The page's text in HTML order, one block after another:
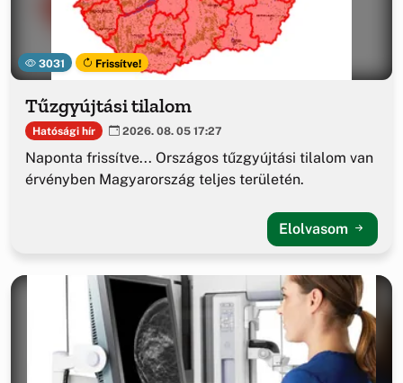
3031 Frissítve!
Tűzgyújtási tilalom
Hatósági hír 2026. 08. 05 17:27
Naponta frissítve... Országos tűzgyújtási tilalom van
érvényben Magyarország teljes területén.
Elolvasom